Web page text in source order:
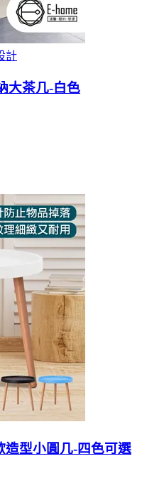
計
大茶几-白色
造型小圓几-四色可選